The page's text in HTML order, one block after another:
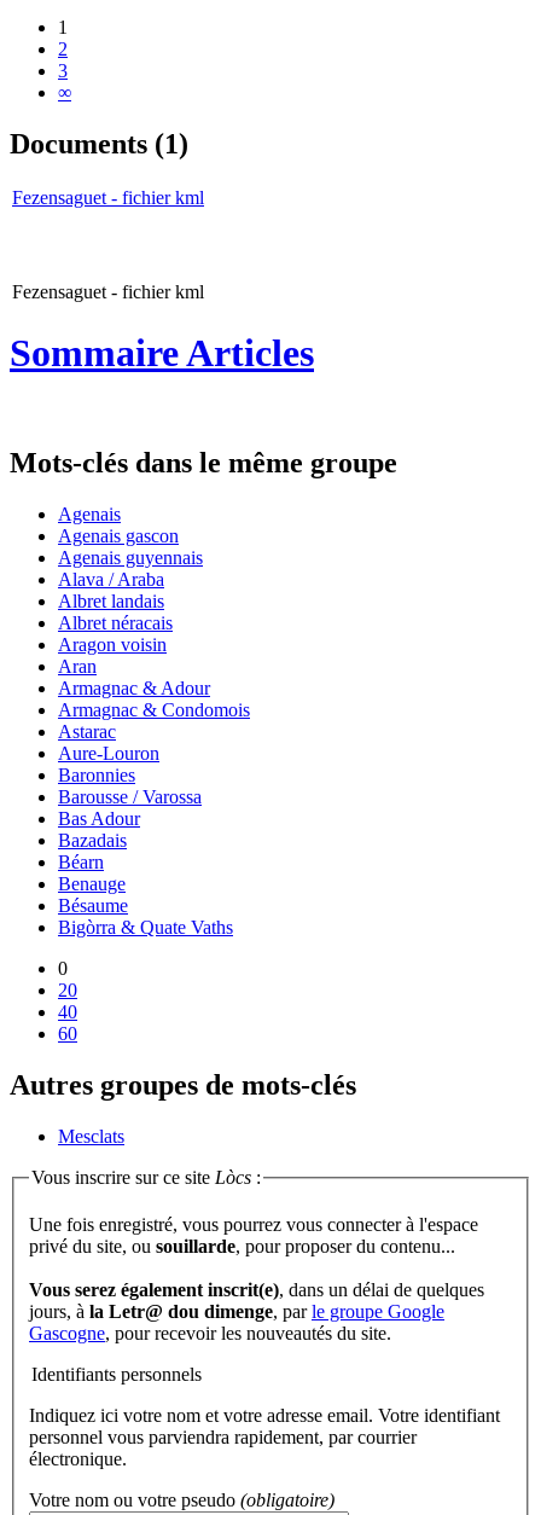
1
2
3
∞
Documents (1)
Fezensaguet - fichier kml
Fezensaguet - fichier kml
Sommaire Articles
Mots-clés dans le même groupe
Agenais
Agenais gascon
Agenais guyennais
Alava / Araba
Albret landais
Albret néracais
Aragon voisin
Aran
Armagnac & Adour
Armagnac & Condomois
Astarac
Aure-Louron
Baronnies
Barousse / Varossa
Bas Adour
Bazadais
Béarn
Benauge
Bésaume
Bigòrra & Quate Vaths
0
20
40
60
Autres groupes de mots-clés
Mesclats
Vous inscrire sur ce site Lòcs :
Une fois enregistré, vous pourrez vous connecter à l'espace
privé du site, ou souillarde , pour proposer du contenu...
Vous serez également inscrit(e), dans un délai de quelques
jours, à la Letr@ dou dimenge, parle groupe Google
Gascogne, pour recevoir les nouveautés du site.
Identifiants personnels
Indiquez ici votre nom et votre adresse email. Votre identifiant
personnel vous parviendra rapidement, par courrier
électronique.
Votre nom ou votre pseudo (obligatoire)